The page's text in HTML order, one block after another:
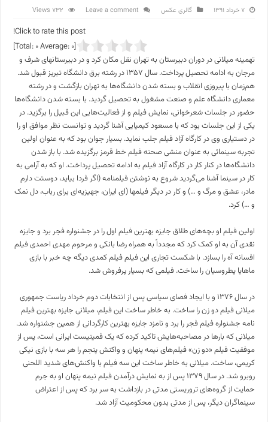
۷ خرداد ۱۳۹۱ گالری عکس Leave a comment
732 Views
Click to rate this post!
[Total:
0Average: 0
]
تهمینه میلانی در دوران دبیرستان به تهران نقل مکان کرد و در دبیرستانهای شرف و
مرجان به ادامه تحصیل پرداخت. سال ۱۳۵۷ در رشته برق دانشگاه تبریز قبول شد.
هم‌زمان با پیروزی انقلاب و بسته شدن دانشگاه‌ها به تهران بازگشت و در رشته
معماری دانشگاه علم و صنعت مشغول به تحصیل گردید. با بسته شدن دانشگاه‌ها
حضور در جلسات شعرخوانی، نمایش فیلم و از فعالیت‌هایی این قبیل را برگزید. در
یکی از این جلسات بود که با مسعود کیمیایی آشنا گردید و توانست نظر موافق او را
در دستیاری وی در کارگاه آزاد فیلم جلب نماید. بسیار جوان بود که به عنوان اولین
تجربه سینمائی به عنوان منشی صحنه فیلم خط قرمز برگزیده شد. با باز شدن
دانشگاه‌ها در کنار کار در کارگاه آزاد فیلم به ادامه تحصیل پرداخت. او که به آرامی به
کار در سینما آشنا می‌گردید شروع به نوشتن فیلمنامه (اگر فردا بیاید، دوستت دارم
مادر، عشق و مرگ و …) و کار در دیگر فیلمها (ای ایران، جهیزیه‌ای برای رباب، دل نمک
و …) کرد.
اولین فیلم او بچه‌های طلاق جایزه بهترین فیلم اول را در جشنواره فجر برد و جایزه
نقدی آن به او کمک کرد که مجدداً به همراه رضا بانکی و مرحوم مهدی احمدی فیلم
افسانه آه را بسازد. با شکست تجاری این فیلم فیلم کمدی دیگه چه خبر با بازی
ماهایا پطروسیان را ساخت. فیلمی که بسیار پرفروش شد.
در سال ۱۳۷۶ و با ایجاد فصای سیاسی پس از انتخابات دوم خرداد ریاست جمهوری
میلانی فیلم دو زن را ساخت. به خاطر ساخت این فیلم، میلانی جایزه بهترین فیلم
نامه جشنواره فیلم فجر را برد و نامزد جایزه بهترین کارگردانی از همین جشنواره شد.
میلانی که بارها در مصاحبه‌هایش تاکید کرده که یک فمینیست ایرانی است، پس از
موفقیت فیلم «دو زن» فیلم‌های نیمه پنهان و واکنش پنجم را هر سه با بازی نیکی
کریمی، ساخت. میلانی به خاطر ساخت این سه فیلم با واکنش‌های شدید اللحنی
روبرو شد. در سال ۱۳۷۹ پس از به نمایش درآمدن فیلم نیمه پنهان او به جرم
حمایت از گروه‌های تروریستی مدتی در بازداشت به سر برد که پس از اعتراض
سینماگران دیگر، پس از مدتی بدون محکومیت آزاد شد.